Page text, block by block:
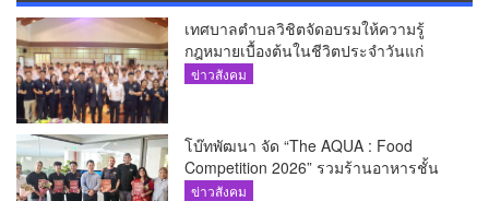
เทศบาลตำบลวิชิตจัดอบรมให้ความรู้
กฎหมายเบื้องต้นในชีวิตประจำวันแก่
เยาวชน
ข่าวสังคม
โบ๊ทพัฒนา จัด “The AQUA : Food
Competition 2026” รวมร้านอาหารชั้น
นำของ The Shopps at The AQUA ชู
ข่าวสังคม